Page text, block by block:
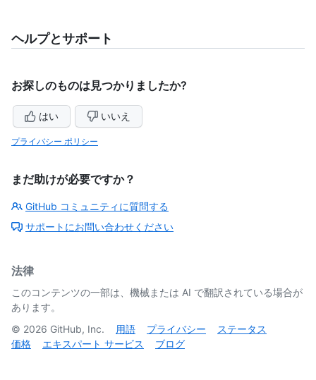
ヘルプとサポート
お探しのものは見つかりましたか?
はい いいえ
プライバシー ポリシー
まだ助けが必要ですか？
GitHub コミュニティに質問する
サポートにお問い合わせください
法律
このコンテンツの一部は、機械または AI で翻訳されている場合が
あります。
© 2026 GitHub, Inc. 用語 プライバシー
ステータス
価格
エキスパート サービス ブログ